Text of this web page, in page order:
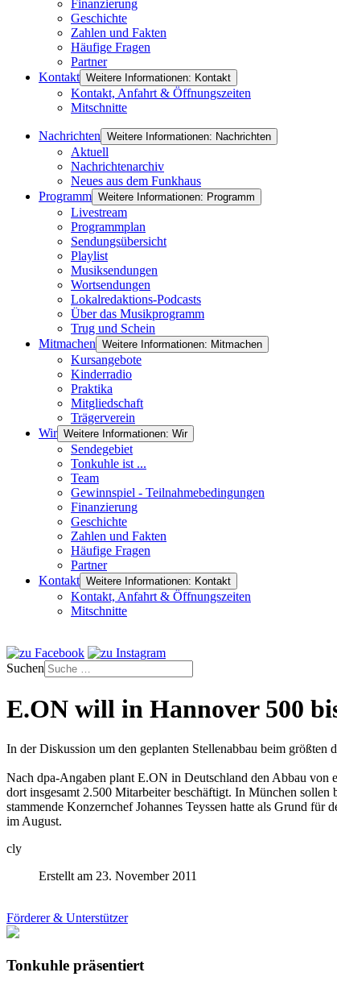
Finanzierung
Geschichte
Zahlen und Fakten
Häufige Fragen
Partner
Kontakt Weitere Informationen: Kontakt
Kontakt, Anfahrt & Öffnungszeiten
Mitschnitte
Nachrichten Weitere Informationen: Nachrichten
Aktuell
Nachrichtenarchiv
Neues aus dem Funkhaus
Programm Weitere Informationen: Programm
Livestream
Programmplan
Sendungsübersicht
Playlist
Musiksendungen
Wortsendungen
Lokalredaktions-Podcasts
Über das Musikprogramm
Trug und Schein
Mitmachen Weitere Informationen: Mitmachen
Kursangebote
Kinderradio
Praktika
Mitgliedschaft
Trägerverein
Wir Weitere Informationen: Wir
Sendegebiet
Tonkuhle ist ...
Team
Gewinnspiel - Teilnahmebedingungen
Finanzierung
Geschichte
Zahlen und Fakten
Häufige Fragen
Partner
Kontakt Weitere Informationen: Kontakt
Kontakt, Anfahrt & Öffnungszeiten
Mitschnitte
Suchen
E.ON will in Hannover 500
In der Diskussion um den geplanten Stellenabbau beim
Nach dpa-Angaben plant E.ON in Deutschland den Abbau von
dort insgesamt 2.500 Mitarbeiter beschäftigt. In München
stammende Konzernchef Johannes Teyssen hatte als Grund für
im August.
cly
Erstellt am 23. November 2011
Förderer & Unterstützer
Tonkuhle präsentiert